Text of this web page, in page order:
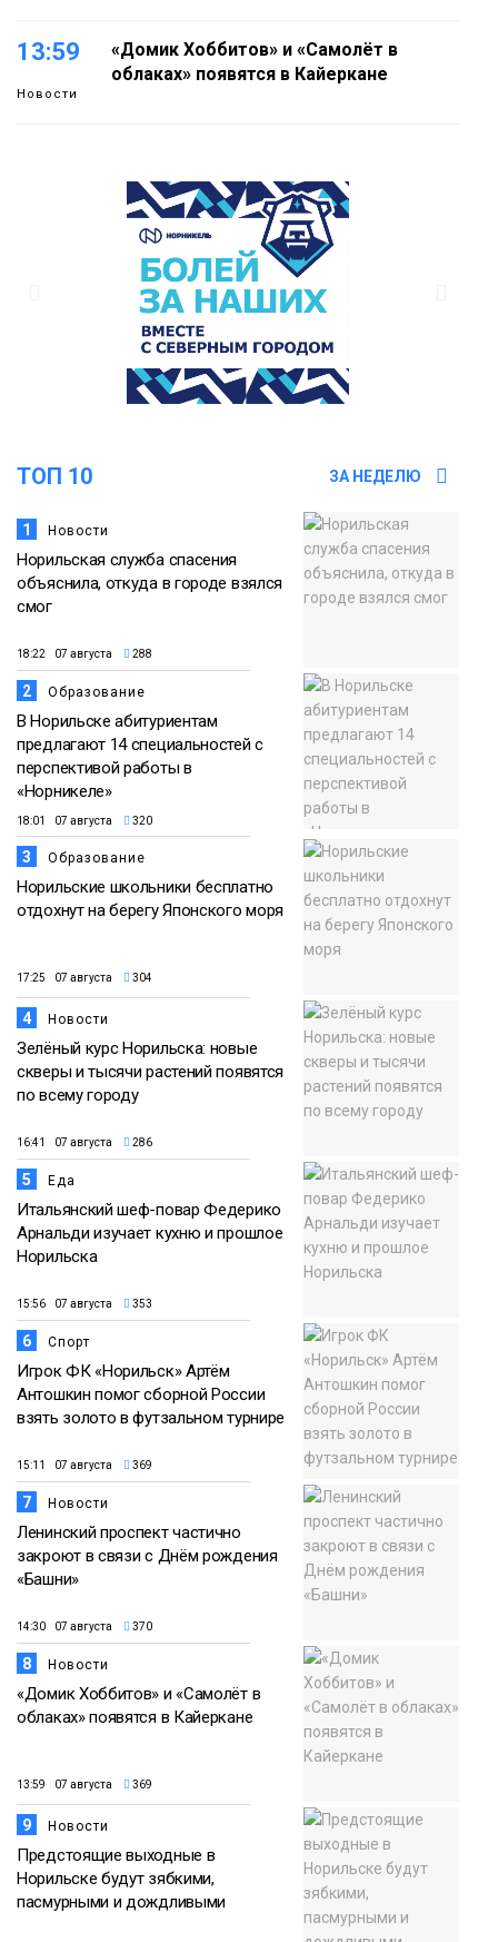
13:59
Новости
«Домик Хоббитов» и «Самолёт в
облаках» появятся в Кайеркане
будут зябкими, пасмурными и
дождливыми
Как в Норильске помогают женщинам
из исправительного центра
адаптироваться к жизни
ТОП 10 ЗА НЕДЕЛЮ
1 Новости
Норильская служба спасения
объяснила, откуда в городе взялся
смог
18:22 07 августа 288
2 Образование
В Норильске абитуриентам
предлагают 14 специальностей с
перспективой работы в
«Норникеле»
18:01 07 августа 320
3 Образование
Норильские школьники бесплатно
отдохнут на берегу Японского моря
17:25 07 августа 304
4 Новости
Зелёный курс Норильска: новые
скверы и тысячи растений появятся
по всему городу
16:41 07 августа 286
5 Еда
Итальянский шеф-повар Федерико
Арнальди изучает кухню и прошлое
Норильска
15:56 07 августа 353
6 Спорт
Игрок ФК «Норильск» Артём
Антошкин помог сборной России
взять золото в футзальном турнире
15:11 07 августа 369
7 Новости
Ленинский проспект частично
закроют в связи с Днём рождения
«Башни»
14:30 07 августа 370
8 Новости
«Домик Хоббитов» и «Самолёт в
облаках» появятся в Кайеркане
13:59 07 августа 369
9 Новости
Предстоящие выходные в
Норильске будут зябкими,
пасмурными и дождливыми